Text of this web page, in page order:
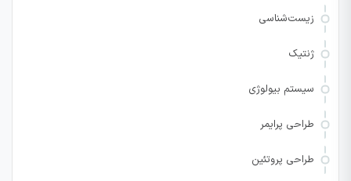
زیست‌شناسی
ژنتیک
سیستم بیولوژی
طراحی پرایمر
طراحی پروتئین